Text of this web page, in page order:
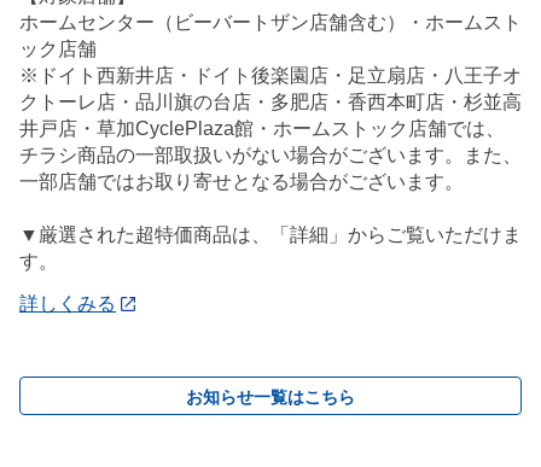
ホームセンター（ビーバートザン店舗含む）・ホームスト
ック店舗
※ドイト西新井店・ドイト後楽園店・足立扇店・八王子オ
クトーレ店・品川旗の台店・多肥店・香西本町店・杉並高
井戸店・草加CyclePlaza館・ホームストック店舗では、
チラシ商品の一部取扱いがない場合がございます。また、
一部店舗ではお取り寄せとなる場合がございます。
▼厳選された超特価商品は、「詳細」からご覧いただけま
す。
詳しくみる
お知らせ一覧はこちら